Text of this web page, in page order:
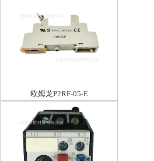
欧姆龙P2RF-05-E